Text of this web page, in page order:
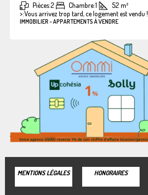
Pièces:2 Chambre:1 52 m²
>:Vous arrivez trop tard, ce logement est vendu !
IMMOBILIER - APPARTEMENTS À VENDRE
MENTIONS LÉGALES HONORAIRES